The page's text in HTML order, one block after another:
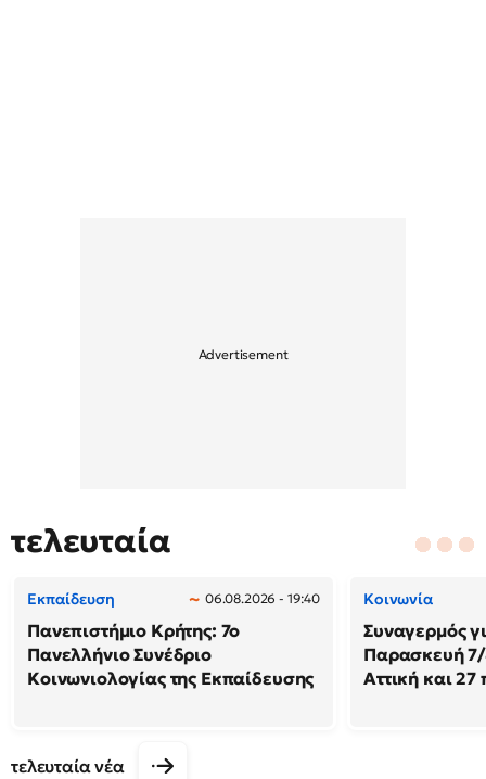
τελευταία
Εκπαίδευση 06.08.2026 - 19:40
Πανεπιστήμιο Κρήτης: 7ο
Πανελλήνιο Συνέδριο
Κοινωνιολογίας της Εκπαίδευσης
Κοινωνία
Συναγερμός
Παρασκευή 7/
Αττική και 27
τελευταία νέα